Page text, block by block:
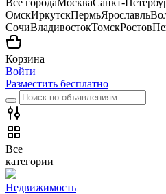
Все городаМоскваСанкт-
ОмскИркутскПермьЯрославль
СочиВладивостокТомскРостов
Корзина
Войти
Разместить бесплатно
Все
категории
Недвижимость